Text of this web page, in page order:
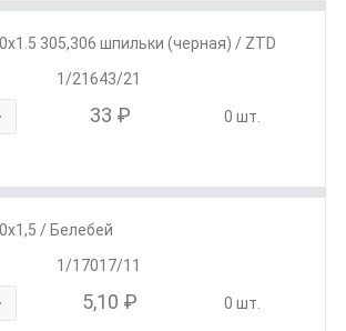
305,306 шпильки (черная) / ZTD
1/21643/21
33 ₽ 0 шт.
/ Белебей
1/17017/11
5,10 ₽ 0 шт.